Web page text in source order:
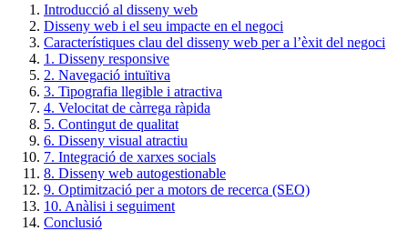
Introducció al disseny web
Disseny web i el seu impacte en el negoci
Característiques clau del disseny web per a l’èxit del negoci
1. Disseny responsive
2. Navegació intuïtiva
3. Tipografia llegible i atractiva
4. Velocitat de càrrega ràpida
5. Contingut de qualitat
6. Disseny visual atractiu
7. Integració de xarxes socials
8. Disseny web autogestionable
9. Optimització per a motors de recerca (SEO)
10. Anàlisi i seguiment
Conclusió